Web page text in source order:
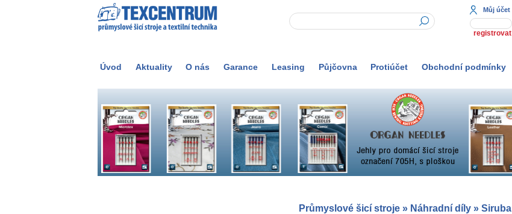
Můj účet
registrovat
Úvod Aktuality O nás Garance Leasing Půjčovna Protiúčet Obchodní podmínky
Průmyslové šicí stroje» Náhradní díly» Siruba